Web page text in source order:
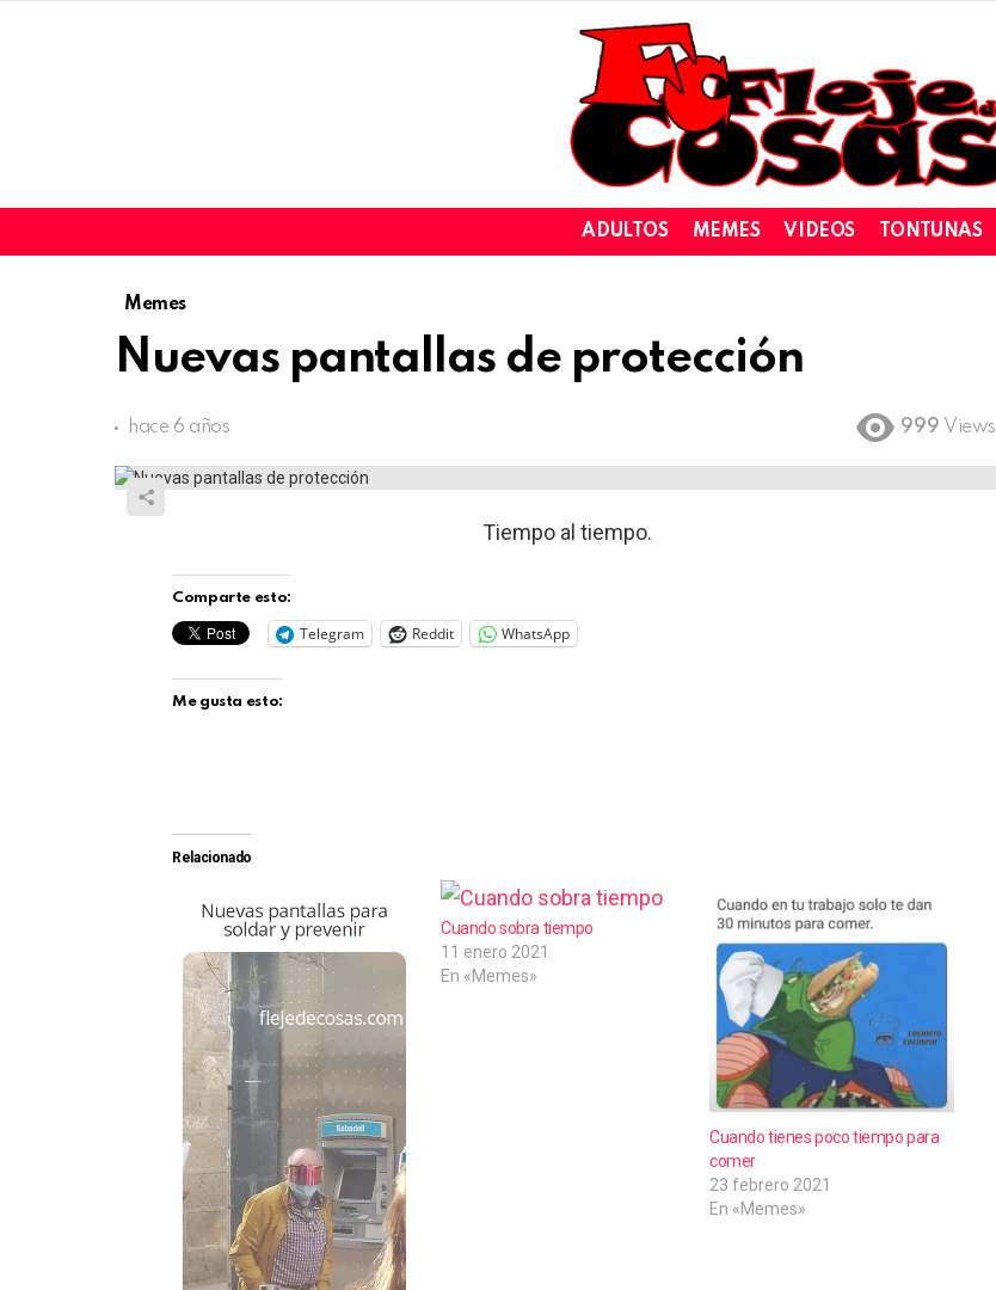
ADULTOS MEMES VIDEOS TONTUNAS
Memes
Nuevas pantallas de protección
hace 6 años 999 Views
Tiempo al tiempo.
Comparte esto:
Telegram Reddit WhatsApp
Me gusta esto:
Relacionado
Cuando sobra tiempo
11 enero 2021
En «Memes»
Cuando tienes poco tiempo para
comer
23 febrero 2021
En «Memes»